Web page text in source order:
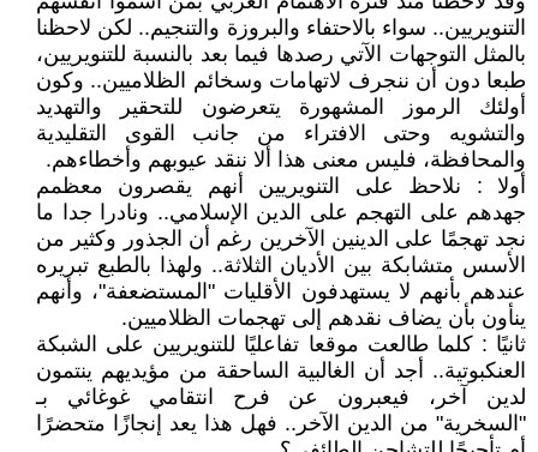
التنويريين.. سواء بالاحتفاء والبروزة والتنجيم.. لكن لاحظنا
بالمثل التوجهات الآتي رصدها فيما بعد بالنسبة للتنويريين،
طبعا دون أن ننجرف لاتهامات وسخائم الظلاميين.. وكون
أولئك الرموز المشهورة يتعرضون للتحقير والتهديد
والتشويه وحتى الافتراء من جانب القوى التقليدية
والمحافظة، فليس معنى هذا ألا ننقد عيوبهم وأخطاءهم.
أولا : نلاحظ على التنويريين أنهم يقصرون معظمم
جهدهم على التهجم على الدين الإسلامي.. ونادرا جدا ما
نجد تهجمًا على الدينين الآخرين رغم أن الجذور وكثير من
الأسس متشابكة بين الأديان الثلاثة.. ولهذا بالطبع تبريره
عندهم بأنهم لا يستهدفون الأقليات "المستضعفة"، وأنهم
ينأون بأن يضاف نقدهم إلى تهجمات الظلاميين.
ثانيًا : كلما طالعت موقعا تفاعليًا للتنويريين على الشبكة
العنكبوتية.. أجد أن الغالبية الساحقة من مؤيديهم ينتمون
لدين آخر، فيعبرون عن فرح انتقامي غوغائي بـ
"السخرية" من الدين الآخر.. فهل هذا يعد إنجازًا متحضرًا